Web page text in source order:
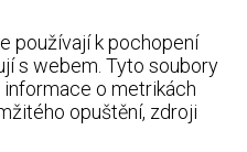
používají k pochopení
s webem. Tyto soubory
o metrikách
opuštění, zdroji